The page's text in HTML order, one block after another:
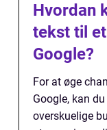
Hvordan
tekst til
Google?
For at øge
Google, kan
overskuelige